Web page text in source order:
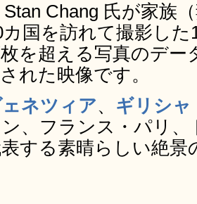
Chang 氏が家族
国を訪れて撮影し
を超える写真のデ
れた映像です。
ネツィア、 ギリシャ
、フランス・パリ
する素晴らしい絶